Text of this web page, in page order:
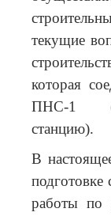
текущие
которая
ПНС-1
станцию).
В
подготовке
работы по